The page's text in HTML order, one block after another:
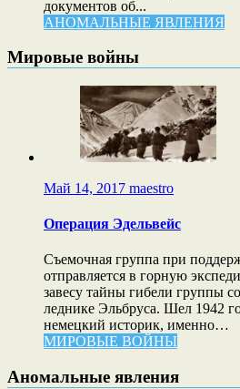
документов об...
АНОМАЛЬНЫЕ ЯВЛЕНИЯ
Мировые войны
Май 14, 2017 maestro
Операция Эдельвейс
Cъемочная группа при
отправляется в горную
завесу тайны гибели группы
леднике Эльбруса. Шел 1942
немецкий историк, именно…
МИРОВЫЕ ВОЙНЫ
Аномальные явления